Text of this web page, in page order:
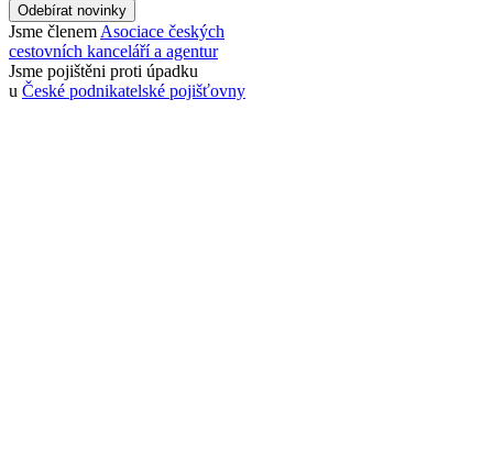
Odebírat novinky
Jsme členem Asociace českých
cestovních kanceláří a agentur
Jsme pojištěni proti úpadku
u České podnikatelské pojišťovny